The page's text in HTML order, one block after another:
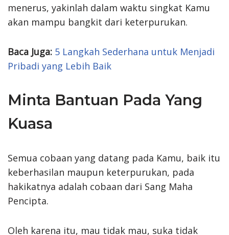
menerus, yakinlah dalam waktu singkat Kamu
akan mampu bangkit dari keterpurukan.
Baca Juga: 5 Langkah Sederhana untuk Menjadi
Pribadi yang Lebih Baik
Minta Bantuan Pada Yang
Kuasa
Semua cobaan yang datang pada Kamu, baik itu
keberhasilan maupun keterpurukan, pada
hakikatnya adalah cobaan dari Sang Maha
Pencipta.
Oleh karena itu, mau tidak mau, suka tidak